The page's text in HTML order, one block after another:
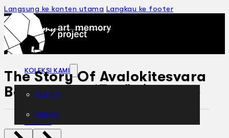
Langsung ke konten utama Langkau ke footer
KOLEKSI KAMI
TEATER
TARIAN
PENAPISAN
The Story Of Avalokitesvara
Bodhisattva 遇見觀音 (2016)